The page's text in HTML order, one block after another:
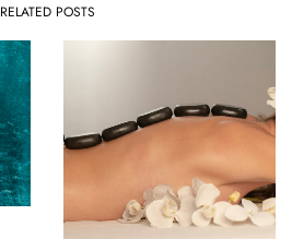
RELATED POSTS